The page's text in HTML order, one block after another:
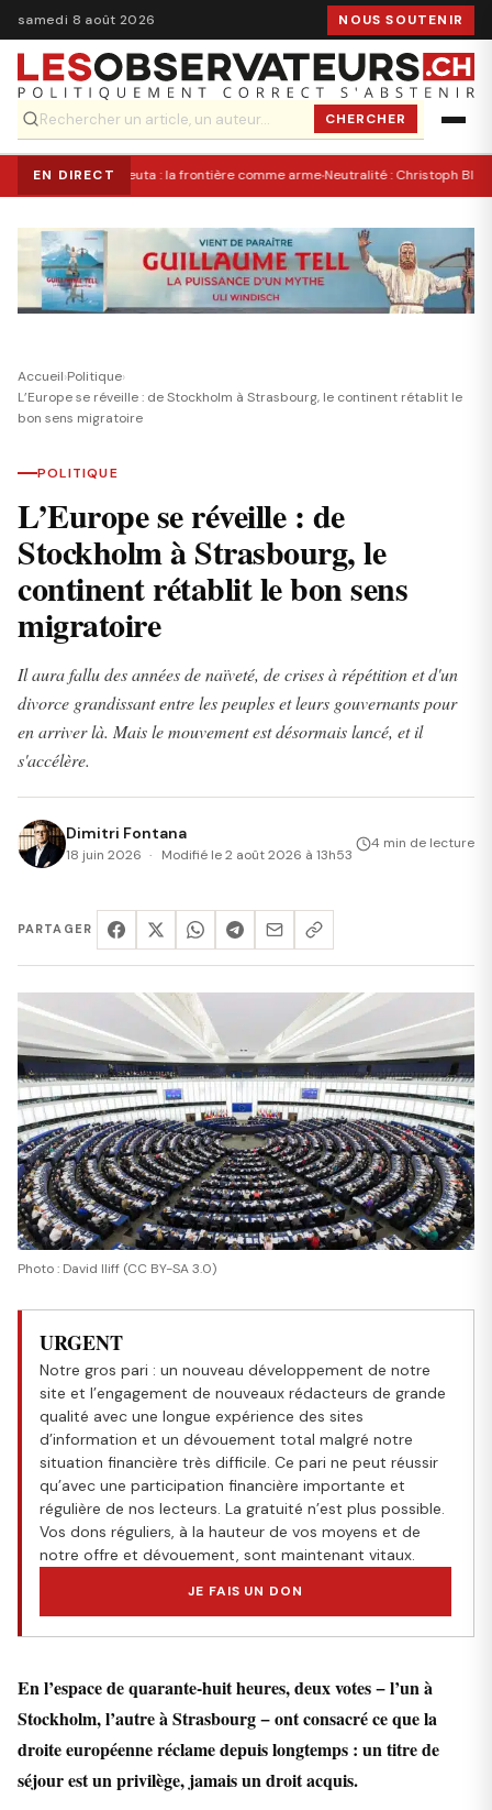
samedi 8 août 2026 NOUS SOUTENIR
CHERCHER
EN DIRECTCeuta : la frontière comme arme·Neutralité : Christoph
Accueil›Politique›
L’Europe se réveille : de Stockholm à Strasbourg, le continent rétablit le
bon sens migratoire
POLITIQUE
L’Europe se réveille : de
Stockholm à Strasbourg, le
continent rétablit le bon sens
migratoire
Il aura fallu des années de naïveté, de crises à répétition et d'un
divorce grandissant entre les peuples et leurs gouvernants pour
en arriver là. Mais le mouvement est désormais lancé, et il
s'accélère.
Dimitri Fontana
18 juin 2026 Modifié le 2 août 2026 à 13h53
4 min de lecture
PARTAGER
Photo : David Iliff (CC BY-SA 3.0)
URGENT
Notre gros pari : un nouveau développement de notre
site et l’engagement de nouveaux rédacteurs de grande
qualité avec une longue expérience des sites
d’information et un dévouement total malgré notre
situation financière très difficile. Ce pari ne peut réussir
qu’avec une participation financière importante et
régulière de nos lecteurs. La gratuité n’est plus possible.
Vos dons réguliers, à la hauteur de vos moyens et de
notre offre et dévouement, sont maintenant vitaux.
JE FAIS UN DON
En l’espace de quarante-huit heures, deux votes − l’un à
Stockholm, l’autre à Strasbourg − ont consacré ce que la
droite européenne réclame depuis longtemps : un titre de
séjour est un privilège, jamais un droit acquis.